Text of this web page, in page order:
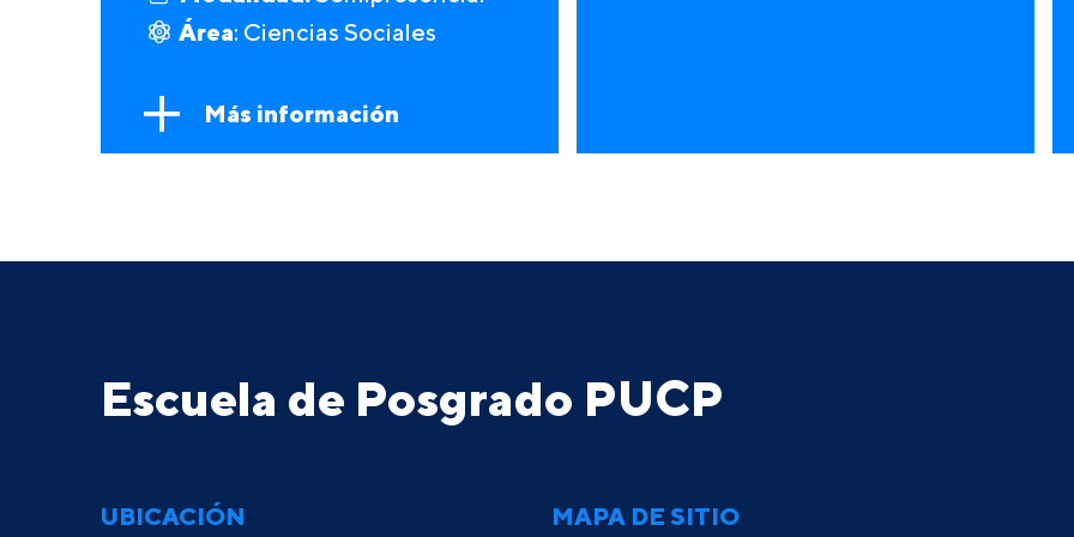
Área: Ciencias Sociales
Más información
Escuela de Posgrado PUCP
UBICACIÓN MAPA DE SITIO